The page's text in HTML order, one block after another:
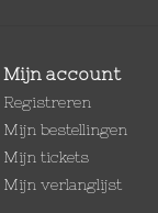
Mijn account
Registreren
Mijn bestellingen
Mijn tickets
Mijn verlanglijst